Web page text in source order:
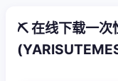
⛏️ 在线下载一次